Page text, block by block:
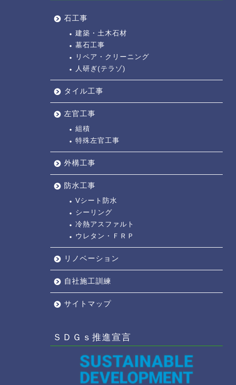
石工事
建築・土木石材
墓石工事
リペア・クリーニング
人研ぎ(テラゾ)
タイル工事
左官工事
組積
特殊左官工事
外構工事
防水工事
Vシート防水
シーリング
冷熱アスファルト
ウレタン・ＦＲＰ
リノベーション
自社施工訓練
サイトマップ
ＳＤＧｓ推進宣言